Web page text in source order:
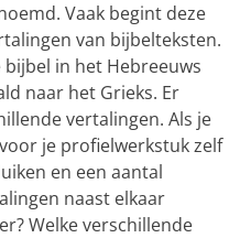
Vaak begint deze
van bijbelteksten.
in het Hebreeuws
naar het Grieks. Er
vertalingen. Als je
je profielwerkstuk zelf
en een aantal
naast elkaar
Welke verschillende